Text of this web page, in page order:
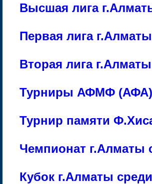
Высшая лига
Первая лига
Вторая лига
Турниры АФМФ (АФА)
Турнир памяти
Чемпионат г.Алматы
Кубок г.Алматы